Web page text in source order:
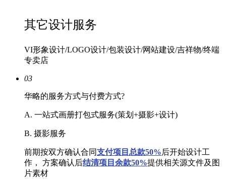
其它设计服务
VI形象设计/LOGO设计/包装设计/网站建设/吉祥物/终端
专卖店
03
华略的服务方式与付费方式?
A. 一站式画册打包式服务(策划+摄影+设计)
B. 摄影服务
前期按双方确认合同支付项目总款50%后开始设计工
作， 方案确认后结清项目余款50%提供相关源文件及图
片素材